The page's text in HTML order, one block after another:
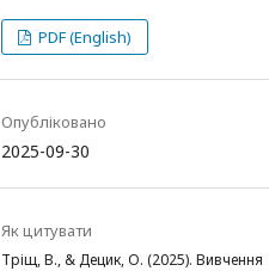
PDF (English)
Опубліковано
2025-09-30
Як цитувати
Тріщ, В., & Децик, О. (2025). Вивчення